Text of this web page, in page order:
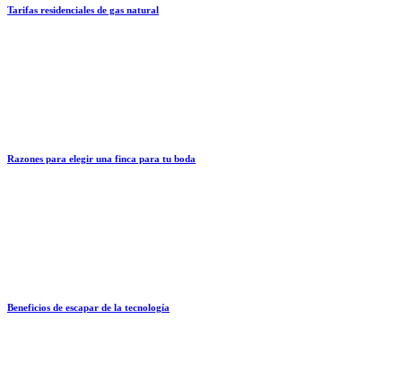
Tarifas residenciales de gas natural
Razones para elegir una finca para tu boda
Beneficios de escapar de la tecnología